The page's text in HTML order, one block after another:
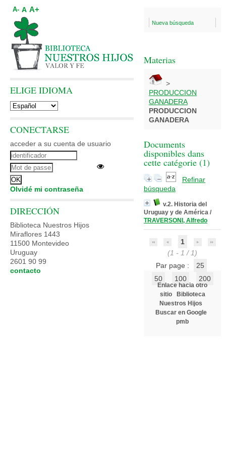
Nueva búsqueda
Materias
>
PRODUCCION
GANADERA
PRODUCCION
GANADERA
Documents
disponibles dans
cette catégorie (1)
Refinar
búsqueda
v.2. Historia del
Uruguay y de América /
TRAVERSONI, Alfredo
1
(1 - 1 / 1)
Par page :
25
50
100 200
Enlace hacia otro
sitio
Biblioteca
Nuestros Hijos
Buscar en Google
pmb
A- A A+
ELIGE IDIOMA
CONECTARSE
acceder a su cuenta de usuario
Olvidé mi contraseña
DIRECCIÓN
Biblioteca Nuestros Hijos
Miraflores 1443
11500 Montevideo
Uruguay
2601 90 99
contacto